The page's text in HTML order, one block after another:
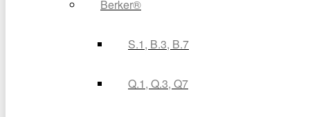
Berker®
S.1, B.3, B.7
Q.1, Q.3, Q7